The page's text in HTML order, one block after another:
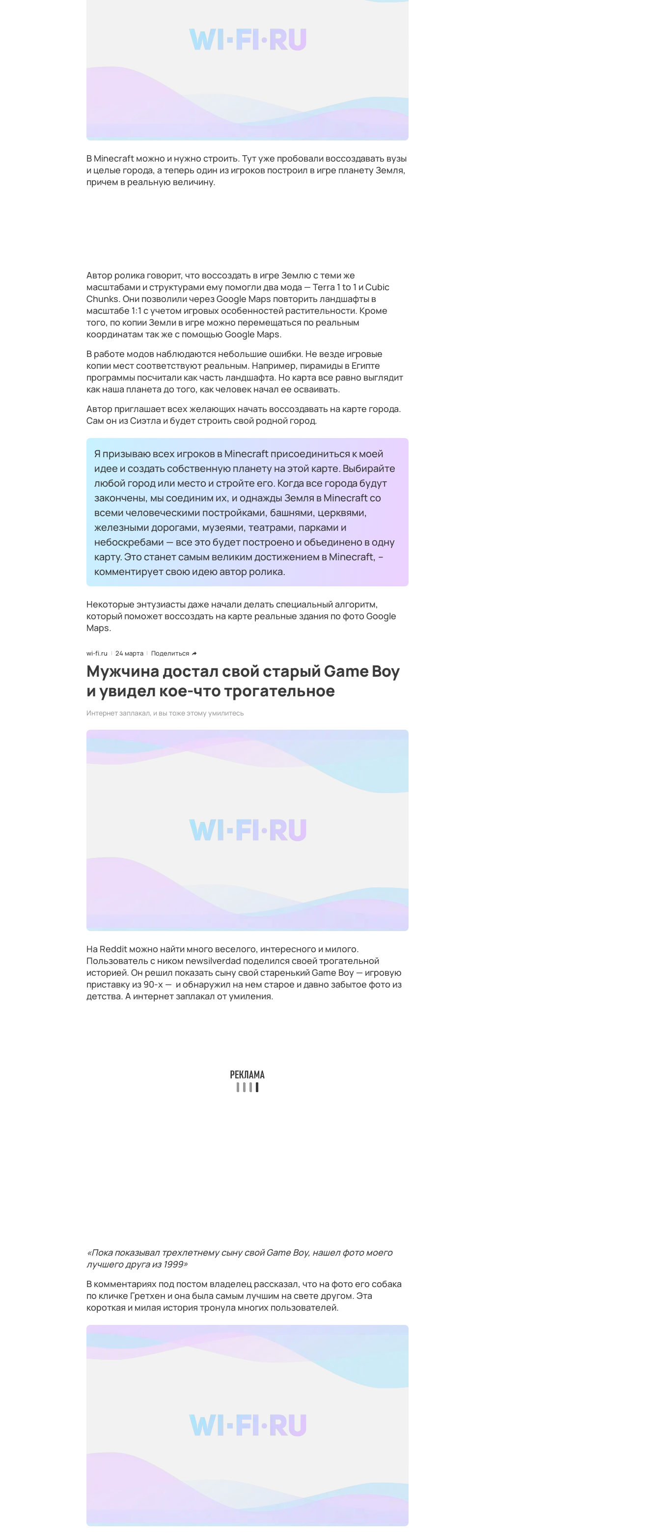
В Minecraft можно и нужно строить. Тут уже пробовали воссоздавать вузы
и целые города, а теперь один из игроков построил в игре планету Земля,
причем в реальную величину.
Автор ролика говорит, что воссоздать в игре Землю с теми же
масштабами и структурами ему помогли два мода — Terra 1 to 1 и Cubic
Chunks. Они позволили через Google Maps повторить ландшафты в
масштабе 1:1 с учетом игровых особенностей растительности. Кроме
того, по копии Земли в игре можно перемещаться по реальным
координатам так же с помощью Google Maps.
В работе модов наблюдаются небольшие ошибки. Не везде игровые
копии мест соответствуют реальным. Например, пирамиды в Египте
программы посчитали как часть ландшафта. Но карта все равно выглядит
как наша планета до того, как человек начал ее осваивать.
Автор приглашает всех желающих начать воссоздавать на карте города.
Сам он из Сиэтла и будет строить свой родной город.
Я призываю всех игроков в Minecraft присоединиться к моей
идее и создать собственную планету на этой карте. Выбирайте
любой город или место и стройте его. Когда все города будут
закончены, мы соединим их, и однажды Земля в Minecraft со
всеми человеческими постройками, башнями, церквями,
железными дорогами, музеями, театрами, парками и
небоскребами — все это будет построено и объединено в одну
карту. Это станет самым великим достижением в Minecraft, --
комментирует свою идею автор ролика.
Некоторые энтузиасты даже начали делать специальный алгоритм,
который поможет воссоздать на карте реальные здания по фото Google
Maps.
wi-fi.ru 24 марта Поделиться
Мужчина достал свой старый Game Boy
и увидел кое-что трогательное
Интернет заплакал, и вы тоже этому умилитесь
На Reddit можно найти много веселого, интересного и милого.
Пользователь с ником newsilverdad поделился своей трогательной
историей. Он решил показать сыну свой старенький Game Boy — игровую
приставку из 90-х — и обнаружил на нем старое и давно забытое фото из
детства. А интернет заплакал от умиления.
«Пока показывал трехлетнему сыну свой Game Boy, нашел фото моего
лучшего друга из 1999»
В комментариях под постом владелец рассказал, что на фото его собака
по кличке Гретхен и она была самым лучшим на свете другом. Эта
короткая и милая история тронула многих пользователей.